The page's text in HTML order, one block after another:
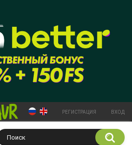
РЕГИСТРАЦИЯ ВХОД